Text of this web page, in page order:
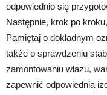
odpowiednio się
Następnie, krok po
Pamiętaj o dokładnym
także o sprawdzeniu
zamontowaniu włazu,
zapewnić odpowiednią